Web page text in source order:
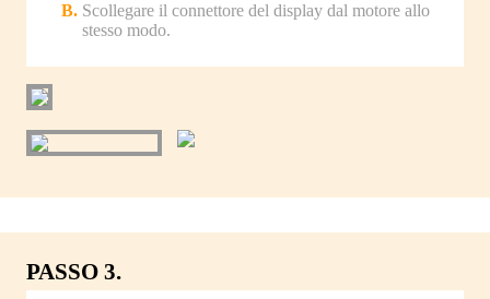
Scollegare il connettore del display dal motore allo
stesso modo.
PASSO 3.